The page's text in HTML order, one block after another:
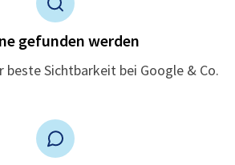
gefunden werden
beste Sichtbarkeit bei Google & Co.